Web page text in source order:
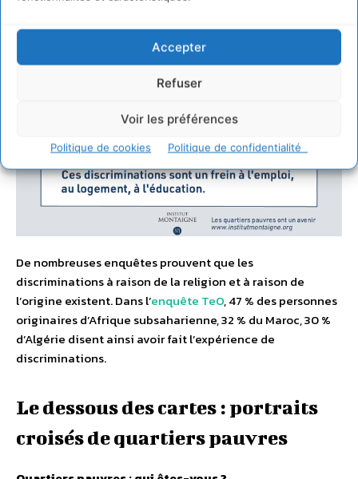
Accepter
Refuser
Voir les préférences
Politique de cookies Politique de confidentialité
De nombreuses enquêtes prouvent que les
discriminations à raison de la religion et à raison de
l’origine existent. Dans l’enquête TeO, 47 % des personnes
originaires d’Afrique subsaharienne, 32 % du Maroc, 30 %
d’Algérie disent ainsi avoir fait l’expérience de
discriminations.
Le dessous des cartes : portraits
croisés de quartiers pauvres